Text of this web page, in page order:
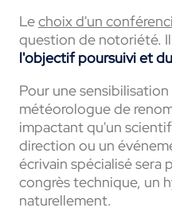
Lechoix d'un
question de notoriété.
l'objectif poursuivi et
Pour une
météorologue de
impactant qu'un
direction ou un
écrivain spécialisé sera
congrès technique, un
naturellement.